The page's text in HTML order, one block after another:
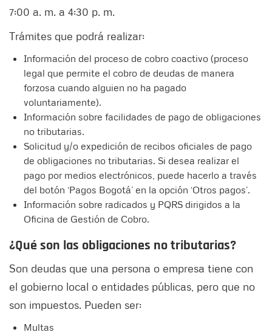
7:00 a. m. a 4:30 p. m.
Trámites que podrá realizar:
Información del proceso de cobro coactivo (proceso
legal que permite el cobro de deudas de manera
forzosa cuando alguien no ha pagado
voluntariamente).
Información sobre facilidades de pago de obligaciones
no tributarias.
Solicitud y/o expedición de recibos oficiales de pago
de obligaciones no tributarias. Si desea realizar el
pago por medios electrónicos, puede hacerlo a través
del botón ‘Pagos Bogotá’ en la opción ‘Otros pagos’.
Información sobre radicados y PQRS dirigidos a la
Oficina de Gestión de Cobro.
¿Qué son las obligaciones no tributarias?
Son deudas que una persona o empresa tiene con
el gobierno local o entidades públicas, pero que no
son impuestos. Pueden ser:
Multas